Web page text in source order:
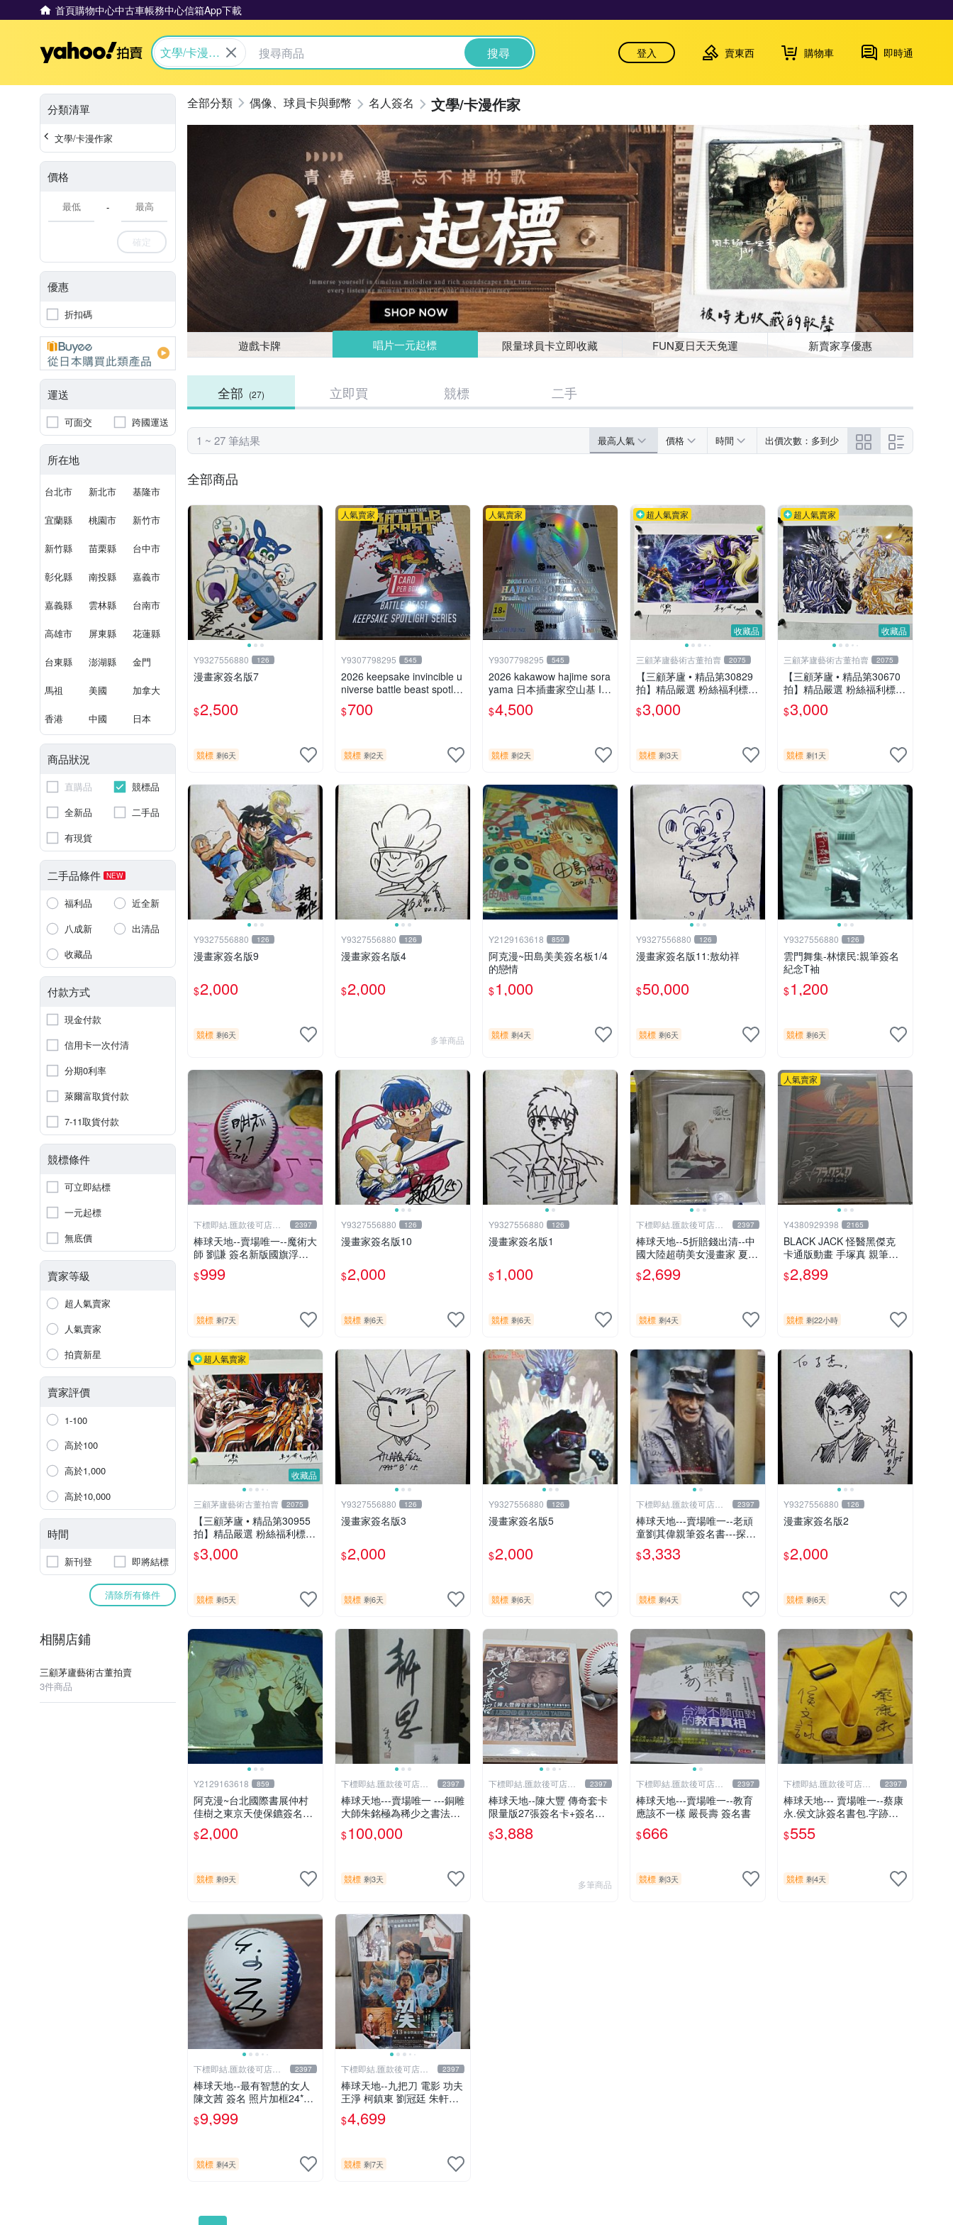
首頁購物中心中古車帳務中心信箱App下載
Yahoo拍賣
文學/卡漫作
搜尋 登入 賣東西 購物車 即時通
分類清單
文學/卡漫作家
價格
-
確定
優惠
折扣碼
運送
可面交 跨國運送
所在地
台北市 新北市 基隆市
宜蘭縣 桃園市 新竹市
新竹縣 苗栗縣 台中市
彰化縣 南投縣 嘉義市
嘉義縣 雲林縣 台南市
高雄市 屏東縣 花蓮縣
台東縣 澎湖縣 金門
馬祖 美國 加拿大
香港 中國 日本
商品狀況
直購品
競標品
全新品
二手品
有現貨
二手品條件 NEW
福利品
近全新
八成新
出清品
收藏品
付款方式
現金付款
信用卡一次付清
分期0利率
萊爾富取貨付款
7-11取貨付款
競標條件
可立即結標
一元起標
無底價
賣家等級
超人氣賣家
人氣賣家
拍賣新星
賣家評價
1-100
高於100
高於1,000
高於10,000
時間
新刊登 即將結標
清除所有條件
相關店鋪
三顧茅廬藝術古董拍賣
3件商品
偶像、球員卡與郵幣 名人簽名 文學/卡漫作家
遊戲卡牌 唱片一元起標 限量球員卡立即收藏 FUN夏日天天免運 新賣家享優惠
全部 (27) 立即買 競標 二手
1 ~ 27 筆結果 最高人氣 價格 時間 出價次數：多到少
全部商品
Y9327556880 126
漫畫家簽名版7
$2,500
競標 剩6天
人氣賣家
Y9307798295 545
2026 keepsake invincible u
niverse battle beast spotlig
ht 戰鬥野獸簽名盒卡
$700
競標 剩2天
人氣賣家
Y9307798295 545
2026 kakawow hajime sora
yama 日本插畫家空山基 Int
ernational國際版官方收藏
簽名盒卡
$4,500
競標 剩2天
收藏品
超人氣賣家
三顧茅廬藝術古董拍賣 2075
【三顧茅廬 • 精品第30829
拍】精品嚴選 粉絲福利標
日本動漫大師 車田正美簽名
照片《聖鬥士星矢》！ 特惠
$3,000
競標 剩3天
收藏品
超人氣賣家
三顧茅廬藝術古董拍賣 2075
【三顧茅廬 • 精品第30670
拍】精品嚴選 粉絲福利標
日本動漫大師 車田正美簽名
照片《聖鬥士星矢》！ 特惠
$3,000
競標 剩1天
Y9327556880 126
漫畫家簽名版9
$2,000
競標 剩6天
Y9327556880 126
漫畫家簽名版4
$2,000
多筆商品
Y2129163618 859
阿克漫~田島美美簽名板1/4
的戀情
$1,000
競標 剩4天
Y9327556880 126
漫畫家簽名版11:敖幼祥
$50,000
競標 剩6天
Y9327556880 126
雲門舞集-林懷民:親筆簽名
紀念T袖
$1,200
競標 剩6天
下標即結.匯款後可店到
店關於我
2397
棒球天地--賣場唯一--魔術大
師 劉謙 簽名新版國旗浮雕
球.字跡漂亮
$999
競標 剩7天
Y9327556880 126
漫畫家簽名版10
$2,000
競標 剩6天
Y9327556880 126
漫畫家簽名版1
$1,000
競標 剩6天
下標即結.匯款後可店到
店關於我
2397
棒球天地--5折賠錢出清--中
國大陸超萌美女漫畫家 夏達
限量簽名立體框.字跡漂亮..
不含球
$2,699
競標 剩4天
人氣賣家
Y4380929398 2165
BLACK JACK 怪醫黑傑克
卡通版動畫 手塚真 親筆簽
名板
$2,899
競標 剩22小時
收藏品
超人氣賣家
三顧茅廬藝術古董拍賣 2075
【三顧茅廬 • 精品第30955
拍】精品嚴選 粉絲福利標
日本動漫大師 車田正美簽名
照片《聖鬥士星矢》！ 特惠
$3,000
競標 剩5天
Y9327556880 126
漫畫家簽名版3
$2,000
競標 剩6天
Y9327556880 126
漫畫家簽名版5
$2,000
競標 剩6天
下標即結.匯款後可店到
店關於我
2397
棒球天地---賣場唯一--老頑
童劉其偉親筆簽名書---探險
天地間 劉其偉傳奇
$3,333
競標 剩4天
Y9327556880 126
漫畫家簽名版2
$2,000
競標 剩6天
Y2129163618 859
阿克漫~台北國際書展仲村
佳樹之東京天使保鑣簽名板
只有一張
$2,000
競標 剩9天
下標即結.匯款後可店到
店關於我
2397
棒球天地---賣場唯一 ---銅雕
大師朱銘極為稀少之書法作
品-----靜思.由慧眼藝廊出具
證明
$100,000
競標 剩3天
下標即結.匯款後可店到
店關於我
2397
棒球天地--陳大豐 傳奇套卡
限量版27張簽名卡+簽名球.
字跡漂亮超稀少
$3,888
多筆商品
下標即結.匯款後可店到
店關於我
2397
棒球天地---賣場唯一--教育
應該不一樣 嚴長壽 簽名書
$666
競標 剩3天
下標即結.匯款後可店到
店關於我
2397
棒球天地--- 賣場唯一--蔡康
永.侯文詠簽名書包.字跡漂
亮
$555
競標 剩4天
下標即結.匯款後可店到
店關於我
2397
棒球天地--最有智慧的女人
陳文茜 簽名 照片加框24*29
公分+國旗球.層層管道才獲
得.僅此一組..
$9,999
競標 剩4天
下標即結.匯款後可店到
店關於我
2397
棒球天地--九把刀 電影 功夫
王淨 柯鎮東 劉冠廷 朱軒洋
簽名照片框.45*32公分.贈品
同款已護貝海報..
$4,699
競標 剩7天